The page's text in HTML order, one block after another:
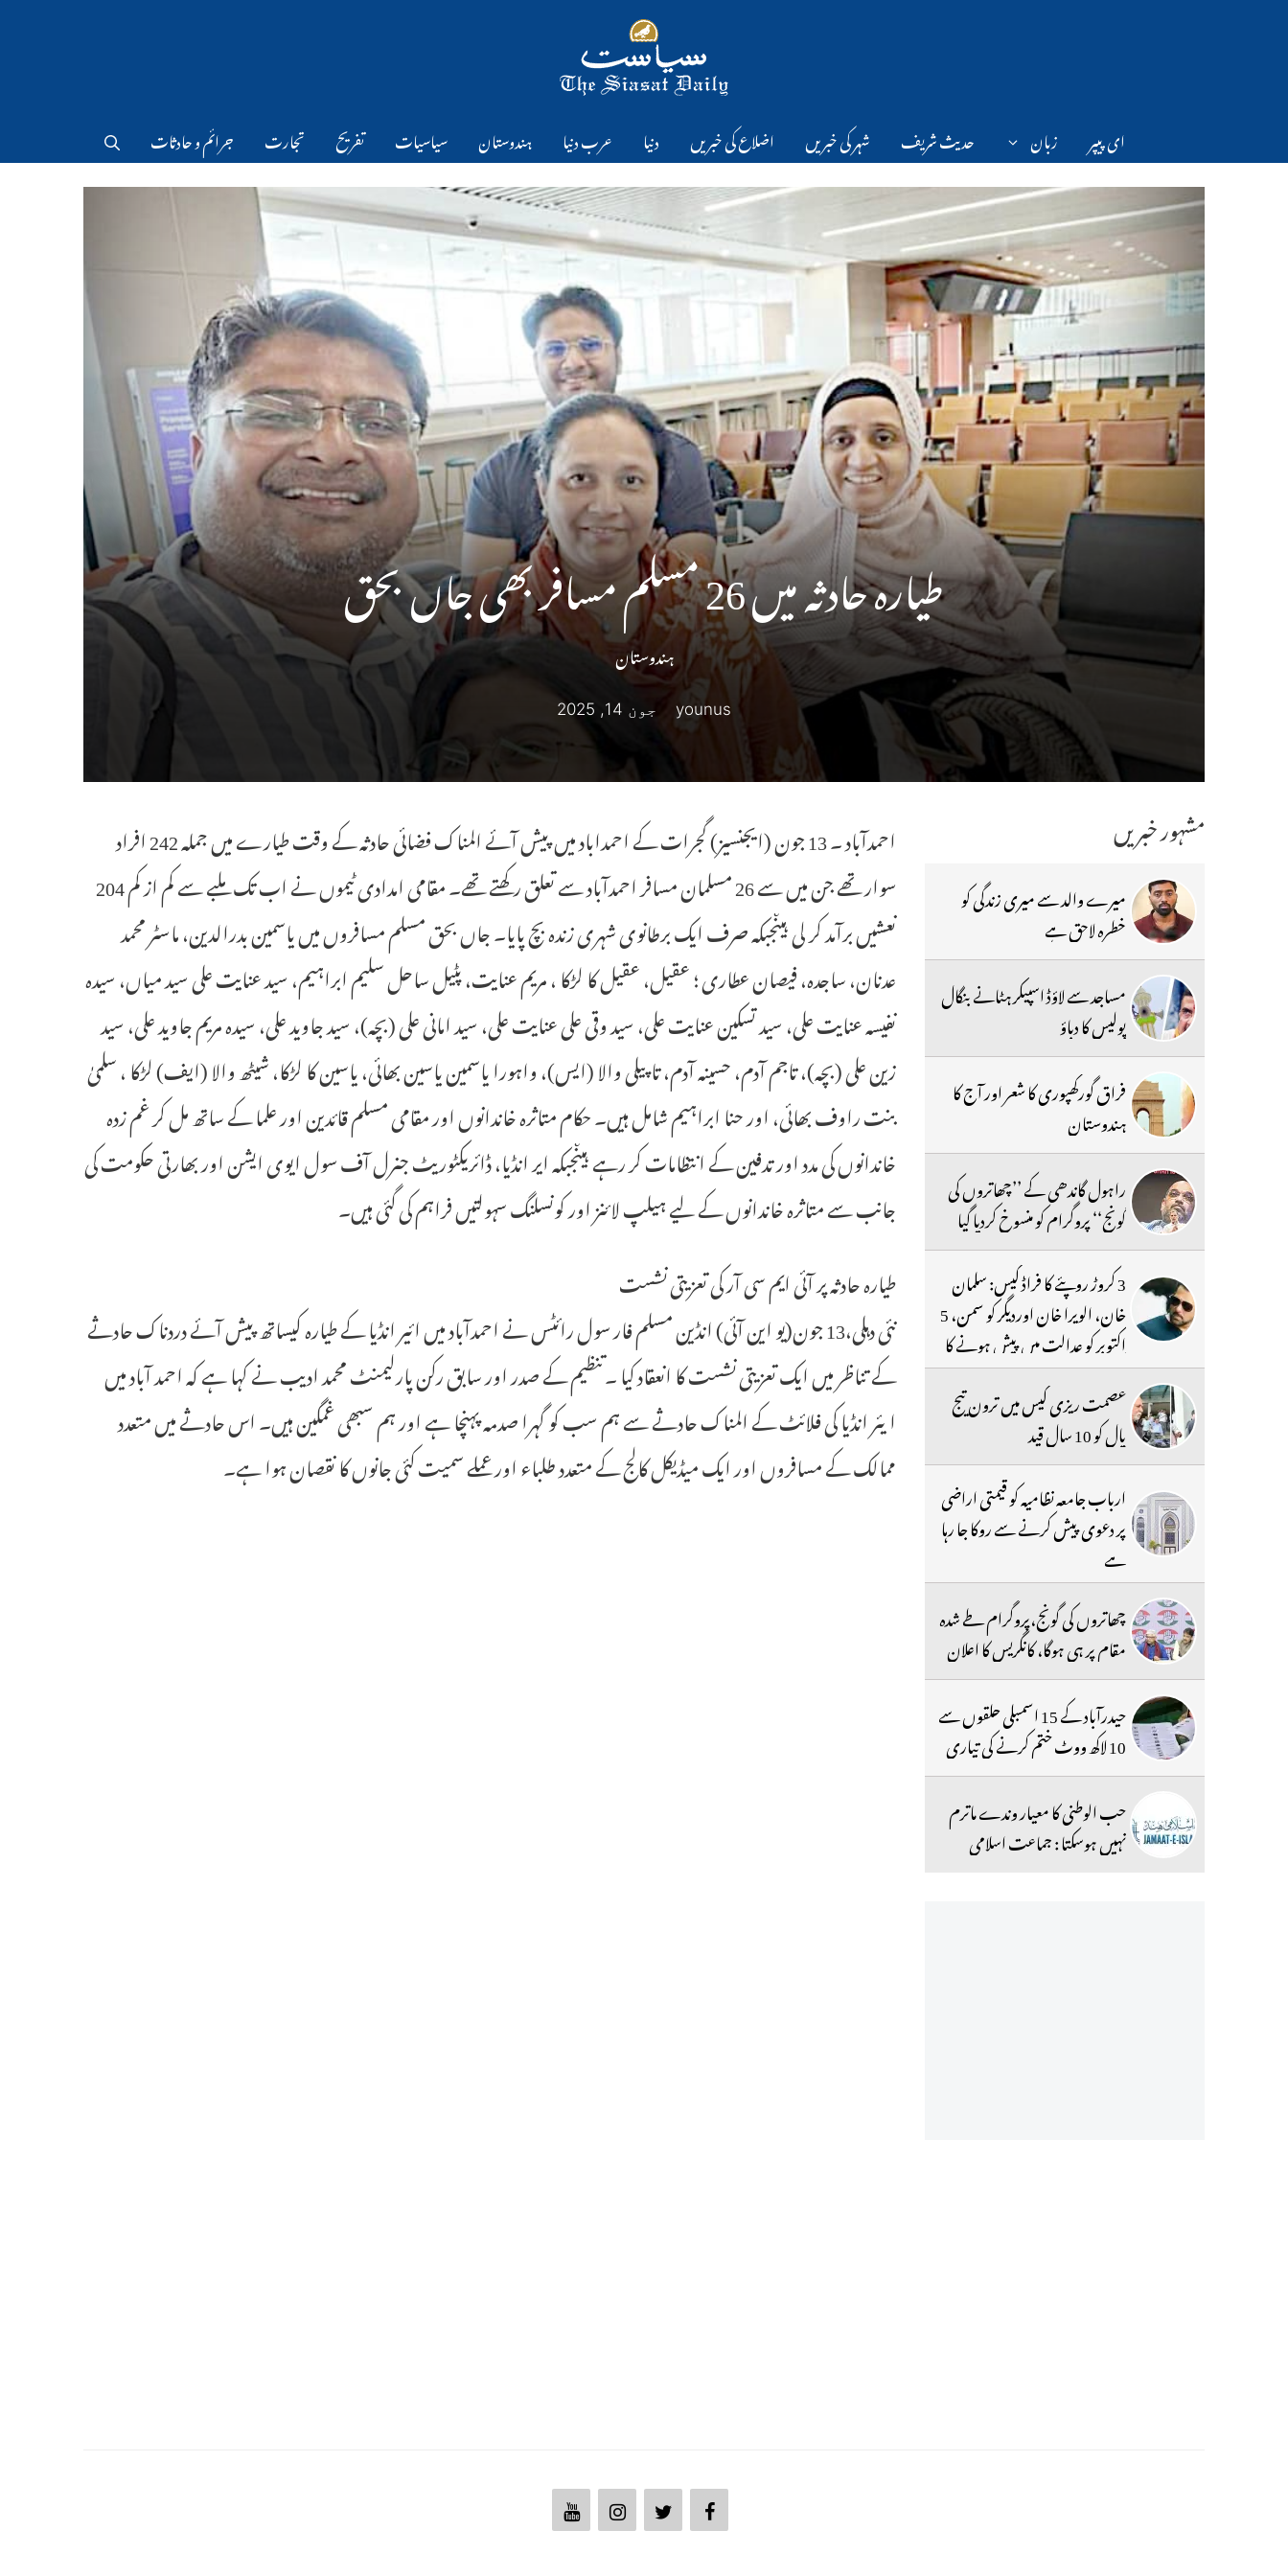
ای پیپر زبان حدیث شریف شہر کی خبریں اضلاع کی خبریں دنیا عرب دنیا ہندوستان سیاسیات تفریح تجارت جرائم و حادثات
طیارہ حادثہ میں 26 مسلم مسافر بھی جاں بحق
ہندوستان
younus جون 14, 2025
احمدآباد ۔ 13 جون (ایجنسیز) گجرات کے احمداباد میں پیش آئے المناک فضائی حادثہ کے وقت طیارے میں جملہ 242 افراد
سوار تھے جن میں سے 26 مسلمان مسافر احمدآباد سے تعلق رکھتے تھے۔ مقامی امدادی ٹیموں نے اب تک ملبے سے کم از کم 204
نعشیں برآمد کر لی ہیںجبکہ صرف ایک برطانوی شہری زندہ بچ پایا۔ جاں بحق مسلم مسافروں میں یاسمین بدرالدین، ماسٹر محمد
عدنان، ساجدہ، فیصان عطاری ؛ عقیل، عقیل کا لڑکا ، مریم عنایت، پٹیل ساحل سلیم ابراہیم، سید عنایت علی سید میاں، سیدہ
نفیسہ عنایت علی، سید تسکین عنایت علی، سید وقی علی عنایت علی، سید امانی علی (بچہ)، سید جاوید علی، سیدہ مریم جاوید علی، سید
زین علی (بچہ)، تاجم آدم، حسینہ آدم، تاپیلی والا (ایس)، واہورا یاسمین یاسین بھائی، یاسین کا لڑکا، شیٹھ والا (ایف) لڑکا ، سلمیٰ
بنت راوف بھائی، اور حنا ابراہیم شامل ہیں۔ حکام متاثرہ خاندانوں اور مقامی مسلم قائدین اور علما کے ساتھ مل کر غم زدہ
خاندانوں کی مدد اور تدفین کے انتظامات کر رہے ہیںجبکہ ایر انڈیا، ڈائریکٹوریٹ جنرل آف سول ایوی ایشن اور بھارتی حکومت کی
جانب سے متاثرہ خاندانوں کے لیے ہیلپ لائنز اور کونسلنگ سہولتیں فراہم کی گئی ہیں۔
طیارہ حادثہ پر آئی ایم سی آر کی تعزیتی نشست
نئی دہلی،13 جون(یو این آئی) انڈین مسلم فار سول رائٹس نے احمدآباد میں ائیر انڈیا کے طیارہ کیساتھ پیش آئے دردناک حادثے
کے تناظر میں ایک تعزیتی نشست کا انعقاد کیا ۔تنظیم کے صدر اور سابق رکن پارلیمنٹ محمد ادیب نے کہا ہے کہ احمد آباد میں
ایئر انڈیا کی فلائٹ کے المناک حادثے سے ہم سب کو گہرا صدمہ پہنچا ہے اور ہم سبھی غمگین ہیں۔ اس حادثے میں متعدد
ممالک کے مسافروں اور ایک میڈیکل کالج کے متعدد طلباء اور عملے سمیت کئی جانوں کا نقصان ہوا ہے۔
مشہور خبریں
میرے والد سے میری زندگی کو
خطرہ لاحق ہے
مساجد سے لاؤڈ اسپیکر ہٹانے بنگال
پولیس کا دباؤ
فراق گورکھپوری کا شعر اور آج کا
ہندوستان
راہول گاندھی کے ’’چھاتروں کی
گونج‘‘ پروگرام کو منسوخ کردیا گیا
3 کروڑ روپئے کا فراڈ کیس: سلمان
خان، الویرا خان اوردیگر کو سمن، 5
اکتوبر کو عدالت میں پیش ہونے کا
حکم
عصمت ریزی کیس میں ترون تیج
پال کو 10 سال قید
ارباب جامعہ نظامیہ کو قیمتی اراضی
پر دعوی پیش کرنے سے روکا جا رہا
ہے
چھاتروں کی گونج،پروگرام طے شدہ
مقام پر ہی ہوگا، کانگریس کا اعلان
حیدرآباد کے 15 اسمبلی حلقوں سے
10 لاکھ ووٹ ختم کرنے کی تیاری
حب الوطنی کا معیار وندے ماترم
نہیں ہوسکتا : جماعت اسلامی